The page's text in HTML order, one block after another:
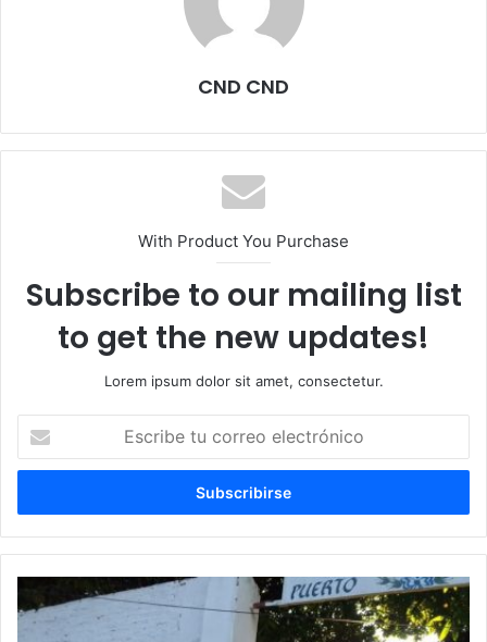
CND CND
With Product You Purchase
Subscribe to our mailing list
to get the new updates!
Lorem ipsum dolor sit amet, consectetur.
correo